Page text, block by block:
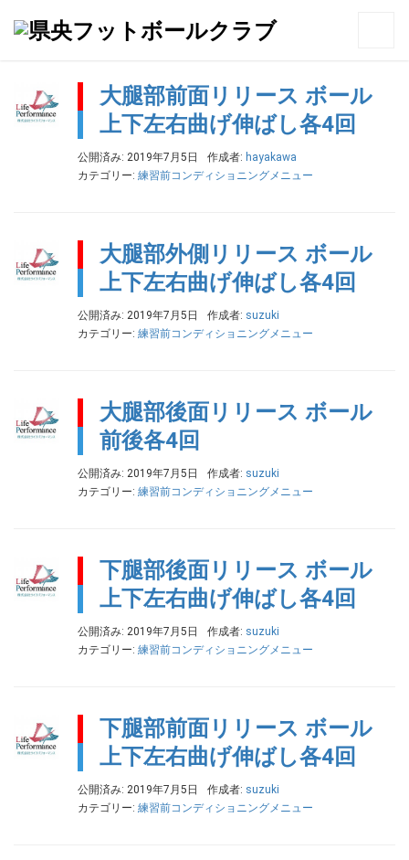
大腿部前面リリース ボール
上下左右曲げ伸ばし各4回
公開済み: 2019年7月5日 作成者: hayakawa
カテゴリー: 練習前コンディショニングメニュー
大腿部外側リリース ボール
上下左右曲げ伸ばし各4回
公開済み: 2019年7月5日 作成者: suzuki
カテゴリー: 練習前コンディショニングメニュー
大腿部後面リリース ボール
前後各4回
公開済み: 2019年7月5日 作成者: suzuki
カテゴリー: 練習前コンディショニングメニュー
下腿部後面リリース ボール
上下左右曲げ伸ばし各4回
公開済み: 2019年7月5日 作成者: suzuki
カテゴリー: 練習前コンディショニングメニュー
下腿部前面リリース ボール
上下左右曲げ伸ばし各4回
公開済み: 2019年7月5日 作成者: suzuki
カテゴリー: 練習前コンディショニングメニュー